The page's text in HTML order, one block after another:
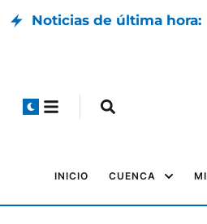
Noticias de última hora:
INICIO CUENCA